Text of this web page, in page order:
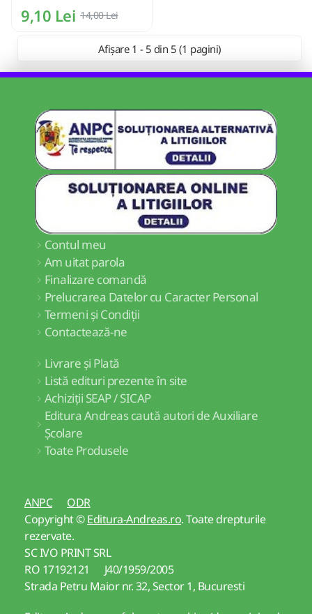
9,10 Lei 14,00 Lei
Afișare 1 - 5 din 5 (1 pagini)
Contul meu
Am uitat parola
Finalizare comandă
Prelucrarea Datelor cu Caracter Personal
Termeni și Condiții
Contactează-ne
Livrare și Plată
Listă edituri prezente în site
Achiziții SEAP / SICAP
Editura Andreas caută autori de Auxiliare
Școlare
Toate Produsele
ANPC
ODR
Copyright ©Editura-Andreas.ro. Toate drepturile
rezervate.
SC IVO PRINT SRL
RO 17192121 J40/1959/2005
Strada Petru Maior nr. 32, Sector 1, Bucuresti